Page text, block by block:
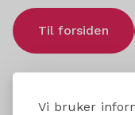
Vi bruker
Til forsiden